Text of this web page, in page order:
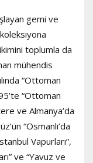
gemi ve
toplumla da
mühendis
“Ottoman
“Ottoman
ve Almanya’da
“Osmanlı’da
Vapurları”,
ve “Yavuz ve